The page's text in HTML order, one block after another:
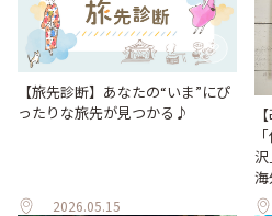
【旅先診断】あなたの“いま”にぴ
ったりな旅先が見つかる♪
2026.05.15